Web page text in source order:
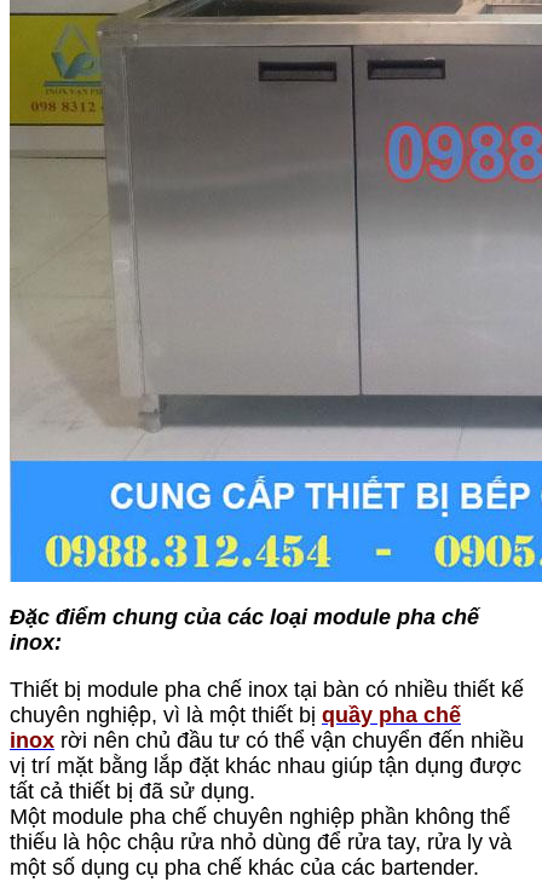
Đặc điểm chung của các loại module pha chế
inox:
Thiết bị module pha chế inox tại bàn có nhiều thiết kế
chuyên nghiệp, vì là một thiết bị quầy pha chế
inox rời nên chủ đầu tư có thể vận chuyển đến nhiều
vị trí mặt bằng lắp đặt khác nhau giúp tận dụng được
tất cả thiết bị đã sử dụng.
Một module pha chế chuyên nghiệp phần không thể
thiếu là hộc chậu rửa nhỏ dùng để rửa tay, rửa ly và
một số dụng cụ pha chế khác của các bartender.